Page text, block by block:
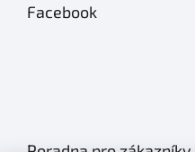
Facebook